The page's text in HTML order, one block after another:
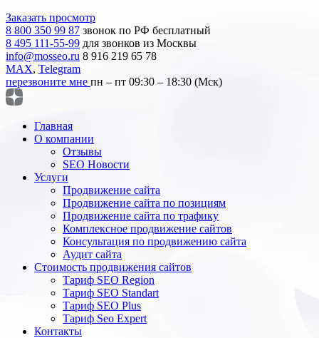
Заказать просмотр
8 800 350 99 87 звонок по РФ бесплатный
8 495 111-55-99 для звонков из Москвы
info@mosseo.ru 8 916 219 65 78
MAX, Telegram
перезвоните мне пн – пт 09:30 – 18:30 (Мск)
Главная
О компании
Отзывы
SEO Новости
Услуги
Продвижение сайта
Продвижение сайта по позициям
Продвижение сайта по трафику
Комплексное продвижение сайтов
Консультация по продвижению сайта
Аудит сайта
Стоимость продвижения сайтов
Тариф SEO Region
Тариф SEO Standart
Тариф SEO Plus
Тариф Seo Expert
Контакты